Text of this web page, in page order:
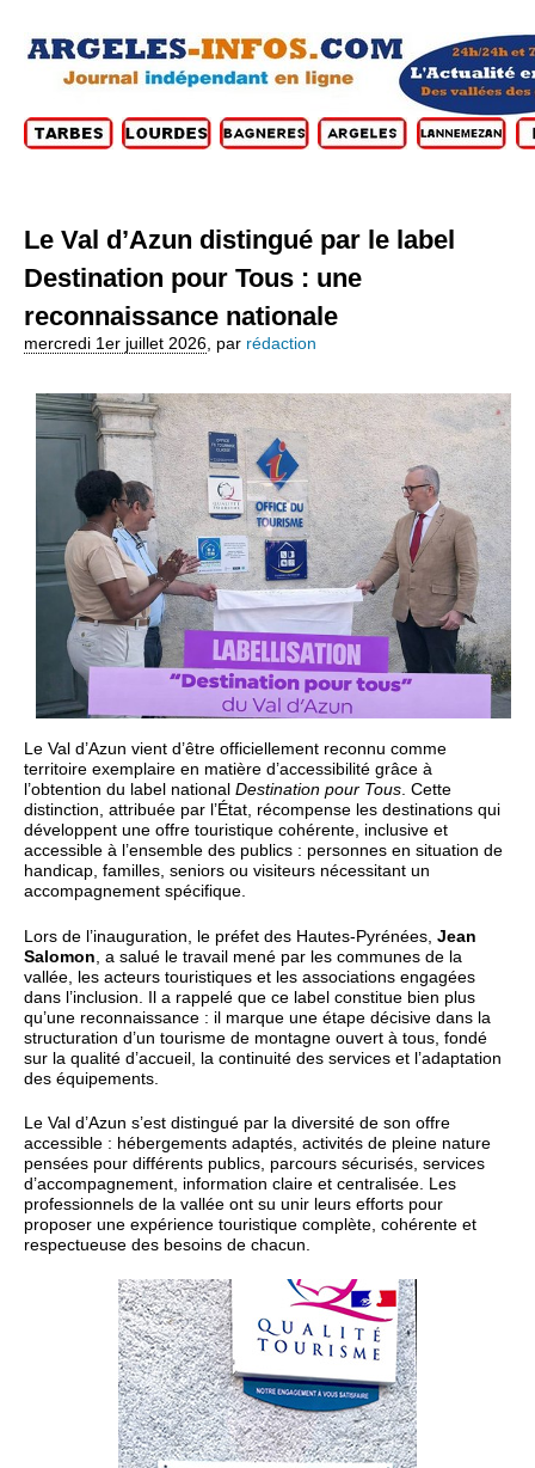
Le Val d’Azun distingué par le label
Destination pour Tous : une
reconnaissance nationale
mercredi 1er juillet 2026 par rédaction
Le Val d’Azun vient d’être officiellement reconnu comme
territoire exemplaire en matière d’accessibilité grâce à
l’obtention du label national Destination pour Tous. Cette
distinction, attribuée par l’État, récompense les destinations qui
développent une offre touristique cohérente, inclusive et
accessible à l’ensemble des publics : personnes en situation de
handicap, familles, seniors ou visiteurs nécessitant un
accompagnement spécifique.
Lors de l’inauguration, le préfet des Hautes‑Pyrénées, Jean
Salomon , a salué le travail mené par les communes de la
vallée, les acteurs touristiques et les associations engagées
dans l’inclusion. Il a rappelé que ce label constitue bien plus
qu’une reconnaissance : il marque une étape décisive dans la
structuration d’un tourisme de montagne ouvert à tous, fondé
sur la qualité d’accueil, la continuité des services et l’adaptation
des équipements.
Le Val d’Azun s’est distingué par la diversité de son offre
accessible : hébergements adaptés, activités de pleine nature
pensées pour différents publics, parcours sécurisés, services
d’accompagnement, information claire et centralisée. Les
professionnels de la vallée ont su unir leurs efforts pour
proposer une expérience touristique complète, cohérente et
respectueuse des besoins de chacun.